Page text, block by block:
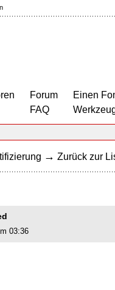
Forum
FAQ
Einen
→ Zurück zur
03:36